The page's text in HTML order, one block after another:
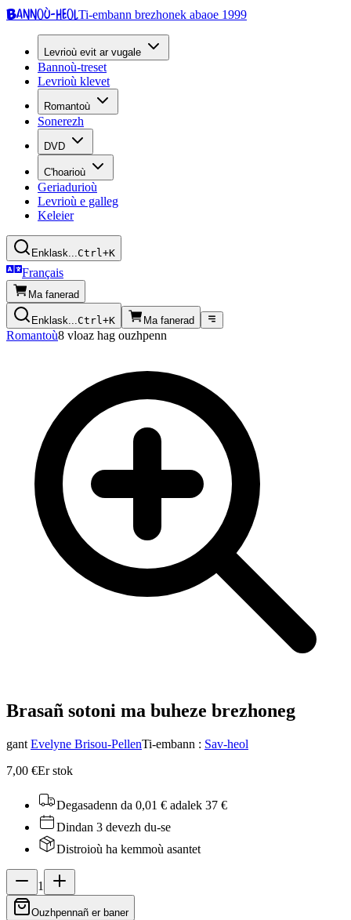
Bannoù-heolTi-embann brezhonek abaoe 1999
Levrioù evit ar vugale
Bannoù-treset
Levrioù klevet
Romantoù
Sonerezh
DVD
C'hoarioù
Geriadurioù
Levrioù e galleg
Keleier
Enklask...Ctrl+K
Français
Ma fanerad
Enklask...Ctrl+K Ma fanerad
Romantoù8 vloaz hag ouzhpenn
Brasañ sotoni ma buheze brezhoneg
gant Evelyne Brisou-PellenTi-embann : Sav-heol
7,00 €Er stok
Degasadenn da 0,01 € adalek 37 €
Dindan 3 devezh du-se
Distroioù ha kemmoù asantet
1
Ouzhpennañ er baner